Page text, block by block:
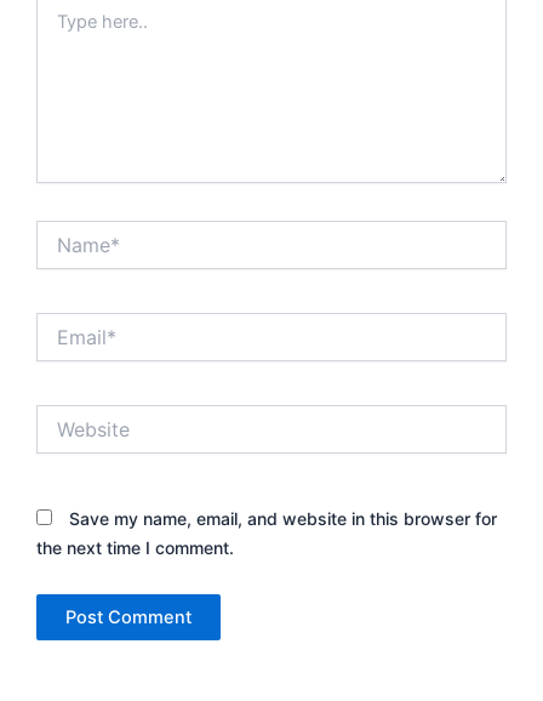
here..
Save my name, email, and website in this browser for
the next time I comment.